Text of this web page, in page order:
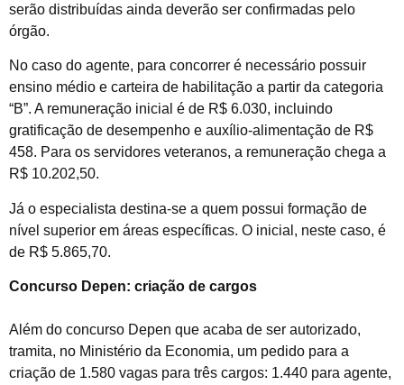
serão distribuídas ainda deverão ser confirmadas pelo
órgão.
No caso do agente, para concorrer é necessário possuir
ensino médio e carteira de habilitação a partir da categoria
“B”. A remuneração inicial é de R$ 6.030, incluindo
gratificação de desempenho e auxílio-alimentação de R$
458. Para os servidores veteranos, a remuneração chega a
R$ 10.202,50.
Já o especialista destina-se a quem possui formação de
nível superior em áreas específicas. O inicial, neste caso, é
de R$ 5.865,70.
Concurso Depen: criação de cargos
Além do concurso Depen que acaba de ser autorizado,
tramita, no Ministério da Economia, um pedido para a
criação de 1.580 vagas para três cargos: 1.440 para agente,